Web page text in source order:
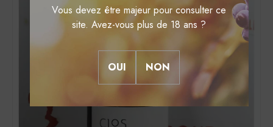
Vous devez être majeur pour consulter ce
site. Avez-vous plus de 18 ans ?
OUI NON